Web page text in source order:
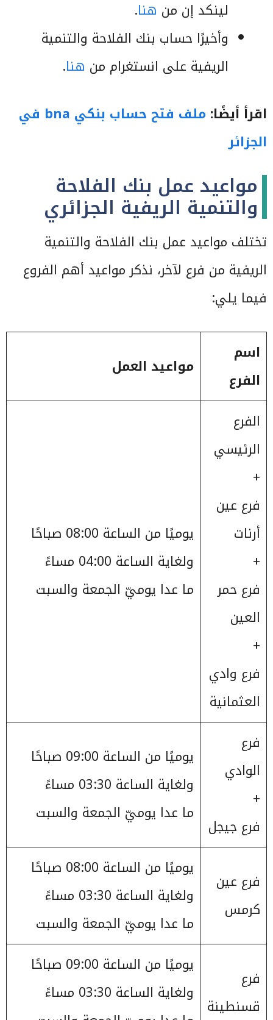
لينكد إن من هنا.
وأخيرًا حساب بنك الفلاحة والتنمية
الريفية على انستغرام من هنا.
اقرأ أيضًا:
ملف فتح حساب بنكي bna في
الجزائر
مواعيد عمل بنك الفلاحة
والتنمية الريفية الجزائري
تختلف مواعيد عمل بنك الفلاحة والتنمية
الريفية من فرع لآخر، نذكر مواعيد أهم الفروع
فيما يلي:
اسم
الفرع
مواعيد العمل
الفرع
الرئيسي
+
فرع عين
أرنات
+
فرع حمر
العين
+
فرع وادي
العثمانية
يوميًا من الساعة 08:00 صباحًا
ولغاية الساعة 04:00 مساءً
ما عدا يوميّ الجمعة والسبت
فرع
الوادي
+
فرع جيجل
يوميًا من الساعة 09:00 صباحًا
ولغاية الساعة 03:30 مساءً
ما عدا يوميّ الجمعة والسبت
فرع عين
كرمس
يوميًا من الساعة 08:00 صباحًا
ولغاية الساعة 03:30 مساءً
ما عدا يوميّ الجمعة والسبت
فرع
قسنطينة
يوميًا من الساعة 09:00 صباحًا
ولغاية الساعة 03:30 مساءً